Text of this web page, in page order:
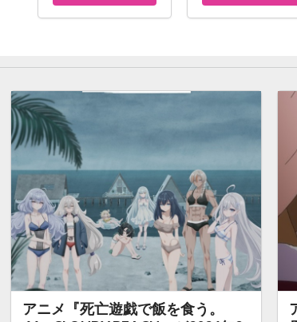
アニメ『死亡遊戯で飯を食う。